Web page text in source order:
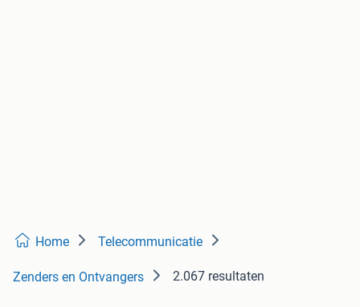
Home Telecommunicatie
Zenders en Ontvangers 2.067 resultaten